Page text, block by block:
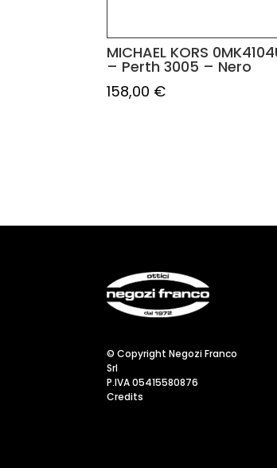
MICHAEL KORS
– Perth 3005 – Nero
158,00 €
© Copyright Negozi Franco
Srl
P.IVA 05415580876
Credits